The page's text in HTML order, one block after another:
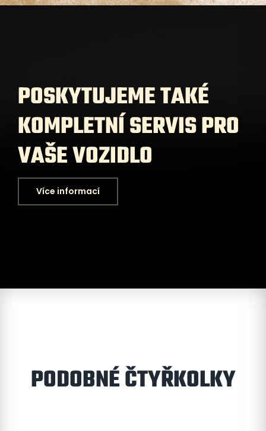
POSKYTUJEME TAKÉ
KOMPLETNÍ SERVIS PRO
VAŠE VOZIDLO
Více informací
PODOBNÉ ČTYŘKOLKY